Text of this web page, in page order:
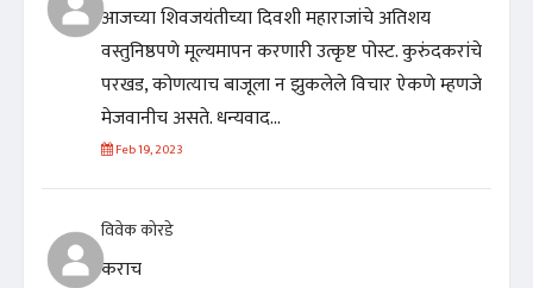
आजच्या शिवजयंतीच्या दिवशी महाराजांचे अतिशय
वस्तुनिष्ठपणे मूल्यमापन करणारी उत्कृष्ट पोस्ट. कुरुंदकरांचे
परखड, कोणत्याच बाजूला न झुकलेले विचार ऐकणे म्हणजे
मेजवानीच असते. धन्यवाद...
Feb 19, 2023
विवेक कोरडे
कराच